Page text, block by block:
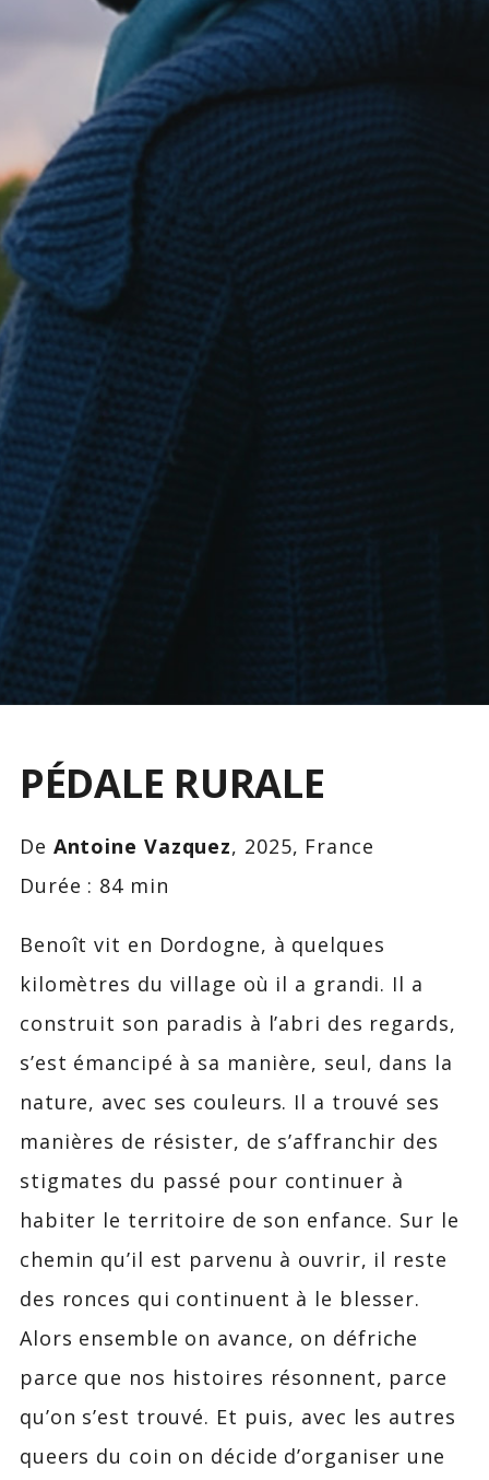
PÉDALE RURALE
De Antoine Vazquez, 2025, France
Durée : 84 min
Benoît vit en Dordogne, à quelques
kilomètres du village où il a grandi. Il a
construit son paradis à l’abri des regards,
s’est émancipé à sa manière, seul, dans la
nature, avec ses couleurs. Il a trouvé ses
manières de résister, de s’affranchir des
stigmates du passé pour continuer à
habiter le territoire de son enfance. Sur le
chemin qu’il est parvenu à ouvrir, il reste
des ronces qui continuent à le blesser.
Alors ensemble on avance, on défriche
parce que nos histoires résonnent, parce
qu’on s’est trouvé. Et puis, avec les autres
queers du coin on décide d’organiser une